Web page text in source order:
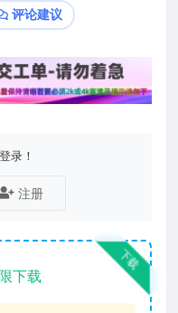
评论建议
录！
注册
下载
下载